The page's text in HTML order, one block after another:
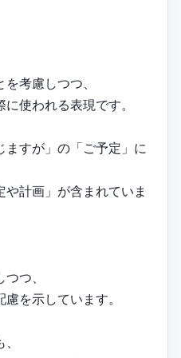
考慮しつつ、
使われる表現です。
ますが」の「ご予定」に
や計画」が含まれていま
つ、
を示しています。